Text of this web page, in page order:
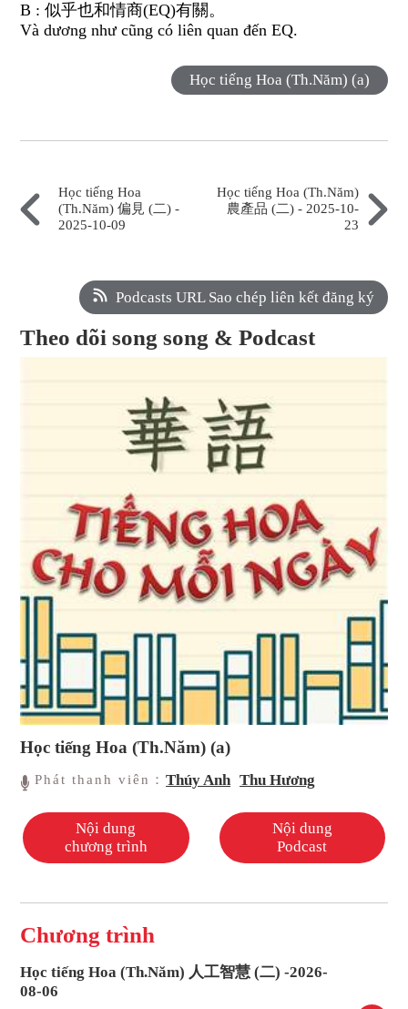
B : 似乎也和情商(EQ)有關。
Và dương như cũng có liên quan đến EQ.
Học tiếng Hoa (Th.Năm) (a)
Học tiếng Hoa
(Th.Năm) 偏見 (二) -
2025-10-09
Học tiếng Hoa (Th.Năm)
農產品 (二) - 2025-10-
23
Podcasts URL Sao chép liên kết đăng ký
Theo dõi song song & Podcast
Học tiếng Hoa (Th.Năm) (a)
Phát thanh viên：Thúy Anh Thu Hương
Nội dung
chương trình
Nội dung
Podcast
Chương trình
Học tiếng Hoa (Th.Năm) 人工智慧 (二) -2026-
08-06